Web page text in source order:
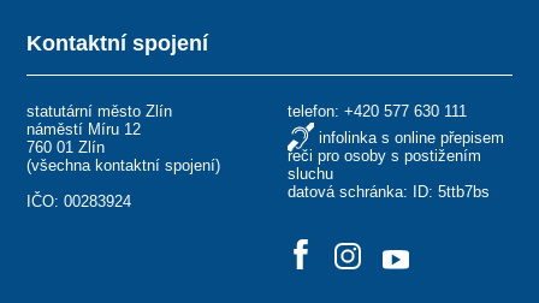
Kontaktní spojení
statutární město Zlín
náměstí Míru 12
760 01 Zlín
(všechna kontaktní spojení)
IČO: 00283924
telefon: +420 577 630 111
infolinka s online přepisem
řeči pro osoby s postižením
sluchu
datová schránka: ID: 5ttb7bs